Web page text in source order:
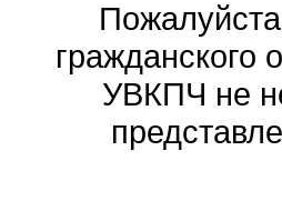
УВКПЧ не